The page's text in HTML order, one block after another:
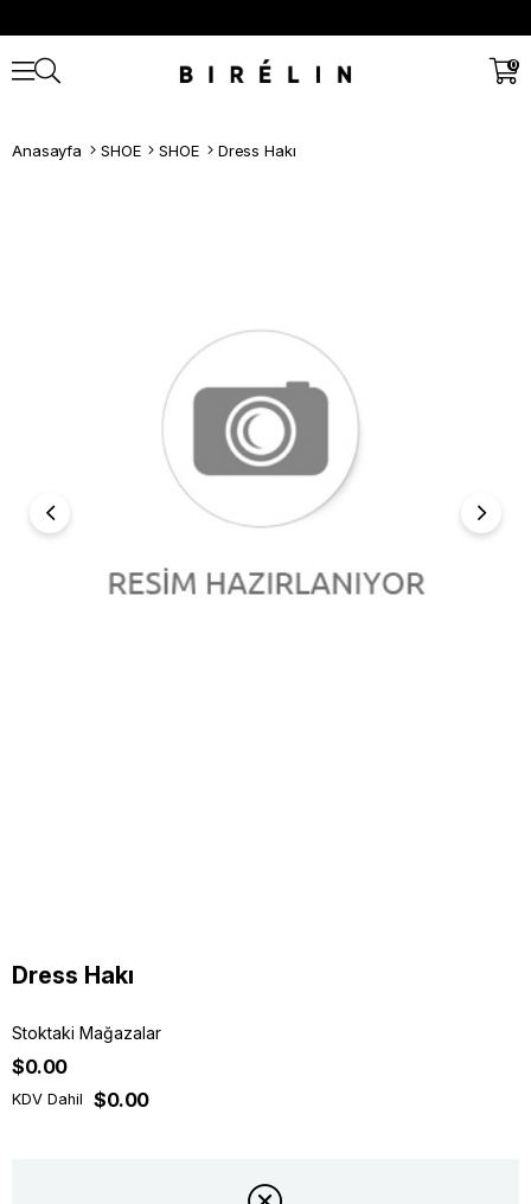
0
Anasayfa SHOE SHOE Dress Hakı
Dress Hakı
Stoktaki Mağazalar
$0.00
KDV Dahil $0.00